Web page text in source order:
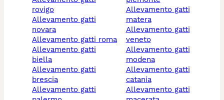
rovigo
allevamento gatti
novara
allevamento gatti roma
allevamento gatti
biella
allevamento gatti
brescia
allevamento gatti
allevamento gatti
matera
allevamento gatti
veneto
allevamento gatti
modena
allevamento gatti
catania
allevamento gatti